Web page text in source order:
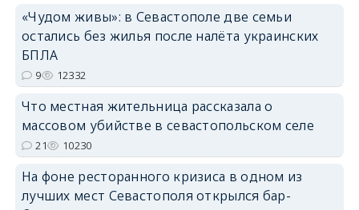
erid: 2SDnjdPjgYS
erid: 2SDnjdvhGXG
«Чудом живы»: в Севастополе две семьи
остались без жилья после налёта украинских
БПЛА
9 12332
Что местная жительница рассказала о
массовом убийстве в севастопольском селе
21 10230
На фоне ресторанного кризиса в одном из
лучших мест Севастополя открылся бар-